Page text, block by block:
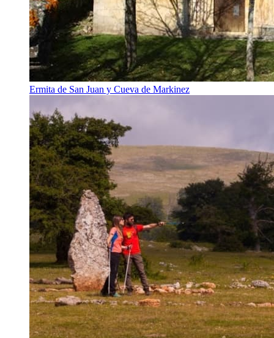
Ermita de San Juan y Cueva de Markinez